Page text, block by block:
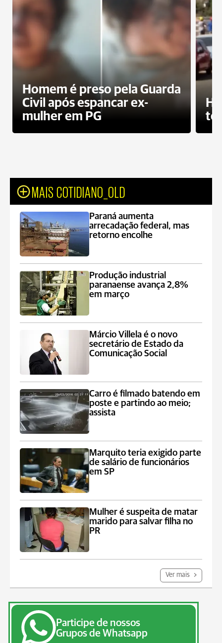
Homem é preso pela Guarda
Civil após espancar ex-
mulher em PG
MAIS COTIDIANO_OLD
Paraná aumenta
arrecadação federal, mas
retorno encolhe
Produção industrial
paranaense avança 2,8%
em março
Márcio Villela é o novo
secretário de Estado da
Comunicação Social
Carro é filmado batendo em
poste e partindo ao meio;
assista
Marquito teria exigido parte
de salário de funcionários
em SP
Mulher é suspeita de matar
marido para salvar filha no
PR
Ver mais
Participe de nossos
Grupos de Whatsapp